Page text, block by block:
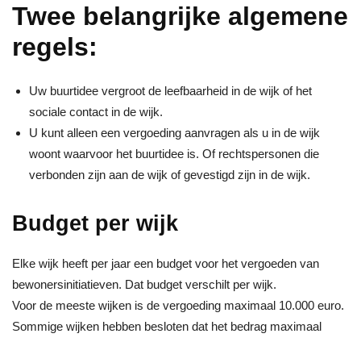
Twee belangrijke algemene
regels:
Uw buurtidee vergroot de leefbaarheid in de wijk of het
sociale contact in de wijk.
U kunt alleen een vergoeding aanvragen als u in de wijk
woont waarvoor het buurtidee is. Of rechtspersonen die
verbonden zijn aan de wijk of gevestigd zijn in de wijk.
Budget per wijk
Elke wijk heeft per jaar een budget voor het vergoeden van
bewonersinitiatieven. Dat budget verschilt per wijk.
Voor de meeste wijken is de vergoeding maximaal 10.000 euro.
Sommige wijken hebben besloten dat het bedrag maximaal